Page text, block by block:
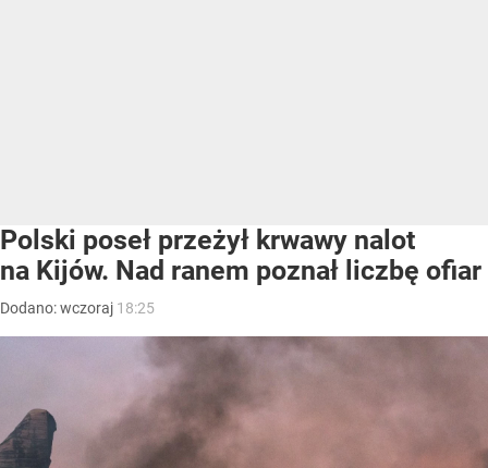
Polski poseł przeżył krwawy nalot
na Kijów. Nad ranem poznał liczbę ofiar
Dodano:wczoraj 18:25